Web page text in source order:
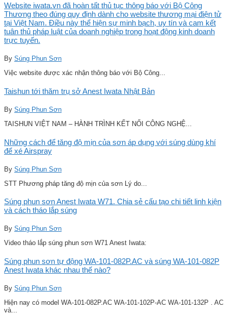
Website iwata.vn đã hoàn tất thủ tục thông báo với Bộ Công
Thương theo đúng quy định dành cho website thương mại điện tử
tại Việt Nam. Điều này thể hiện sự minh bạch, uy tín và cam kết
tuân thủ pháp luật của doanh nghiệp trong hoạt động kinh doanh
trực tuyến.
By Súng Phun Sơn
Việc website được xác nhận thông báo với Bộ Công...
Taishun tới thăm trụ sở Anest Iwata Nhật Bản
By Súng Phun Sơn
TAISHUN VIỆT NAM – HÀNH TRÌNH KẾT NỐI CÔNG NGHỆ...
Những cách để tăng độ mịn của sơn áp dụng với súng dùng khí
để xé Airspray
By Súng Phun Sơn
STT Phương pháp tăng độ mịn của sơn Lý do...
Súng phun sơn Anest Iwata W71. Chia sẻ cấu tạo chi tiết linh kiện
và cách tháo lắp súng
By Súng Phun Sơn
Video tháo lắp súng phun sơn W71 Anest Iwata:
Súng phun sơn tự động WA-101-082P.AC và súng WA-101-082P
Anest Iwata khác nhau thế nào?
By Súng Phun Sơn
Hiện nay có model WA-101-082P.AC WA-101-102P-AC WA-101-132P . AC
và...